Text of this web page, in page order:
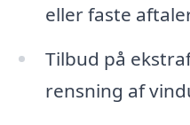
eller faste
Tilbud på
rensning af